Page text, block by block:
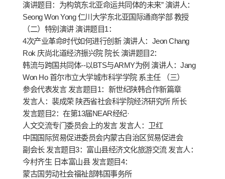
演讲题目：为构筑东北亚命运共同体的未来” 演讲人：
Seong Won Yong 仁川大学东北亚国际通商学部 教授
（二）特别演讲 演讲题目1：
4次产业革命时代如何进行创新 演讲人：Jeon Chang
Rok 庆尚北道经济振兴院 院长 演讲题目2：
韩流与跨国共同体--以BTS与ARMY为例 演讲人：Jang
Won Ho 首尔市立大学城市科学学院 系主任 （三）
参会代表发言 发言题目1：新世纪陕韩合作新篇章
发言人：裴成荣 陕西省社会科学院经济研究所 所长
发言题目2：在第13届NEAR经纪·
人文交流专门委员会上的发言 发言人：卫红
中国国际贸易促进委员会内蒙古自治区贸易促进会
副会长 发言题目3：富山县经济文化旅游交流 发言人：
今村齐生 日本富山县 发言题目4：
蒙古国劳动社会福祉部韩国事务所